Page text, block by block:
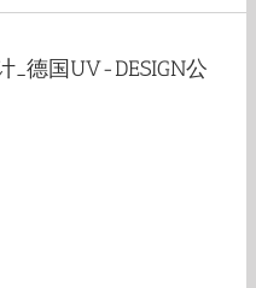
_德国UV-DESIGN公